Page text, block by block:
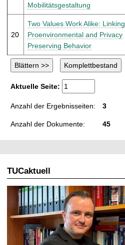
Mobilitätsgestaltung
20
Two Values Work Alike: Linking
Proenvironmental and Privacy
Preserving Behavior
Aktuelle Seite:
Anzahl der Ergebnisseiten: 3
Anzahl der Dokumente: 45
TUCaktuell